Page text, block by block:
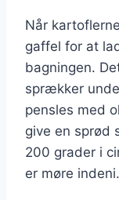
Når
gaffel for at
bagningen.
sprækker
pensles med
give en sprød
200 grader i
er møre indeni.